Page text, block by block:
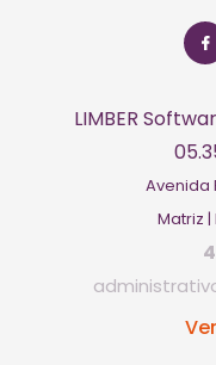
LIMBER
Avenida
Matriz